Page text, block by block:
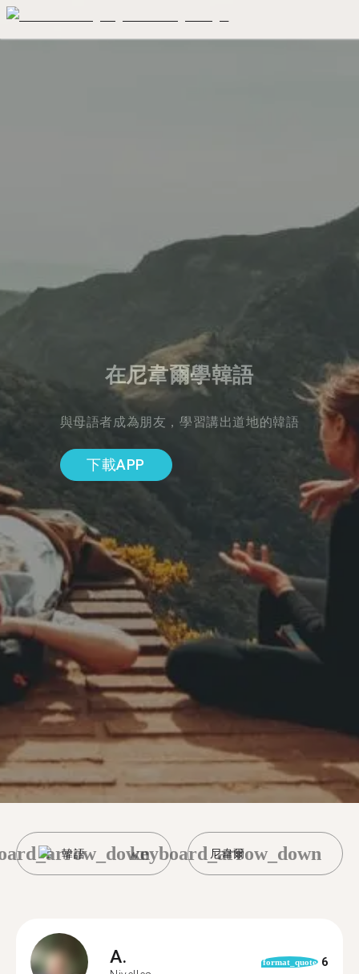
在尼韋爾學韓語
與母語者成為朋友，學習講出道地的韓語
下載APP
韓語 尼韋爾
keyboard_arrow_down
A. format_quote 6